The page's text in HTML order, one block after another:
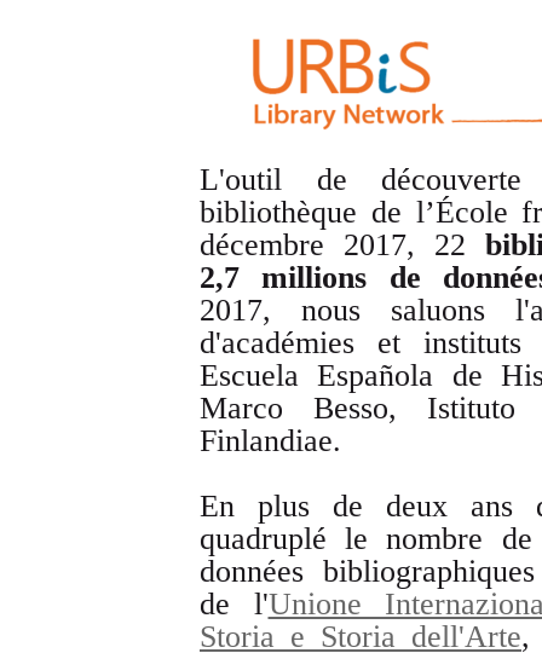
L'outil de
bibliothèque de l’École
décembre 2017, 22
2,7
millions
de
2017, nous saluons
d'académies et
Escuela Española de
Marco Besso, Istituto
Finlandiae.
En plus de deux ans
quadruplé le nombre
données
de l'Unione
Storia e Storia dell'Arte,